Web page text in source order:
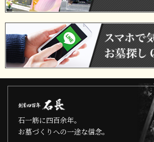
石一筋に四百余年。
お墓づくりへの一途な信念。